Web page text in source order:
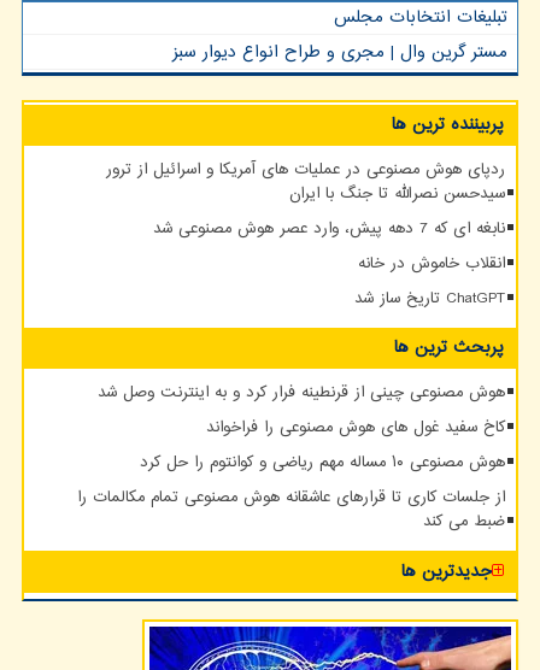
تبلیغات انتخابات مجلس
مستر گرین وال | مجری و طراح انواع دیوار سبز
پربیننده ترین ها
ردپای هوش مصنوعی در عملیات های آمریکا و اسرائیل از ترور
سیدحسن نصرالله تا جنگ با ایران
نابغه ای که 7 دهه پیش، وارد عصر هوش مصنوعی شد
انقلاب خاموش در خانه
ChatGPT تاریخ ساز شد
پربحث ترین ها
هوش مصنوعی چینی از قرنطینه فرار کرد و به اینترنت وصل شد
کاخ سفید غول های هوش مصنوعی را فراخواند
هوش مصنوعی ۱۰ مساله مهم ریاضی و کوانتوم را حل کرد
از جلسات کاری تا قرارهای عاشقانه هوش مصنوعی تمام مکالمات را
ضبط می کند
جدیدترین ها